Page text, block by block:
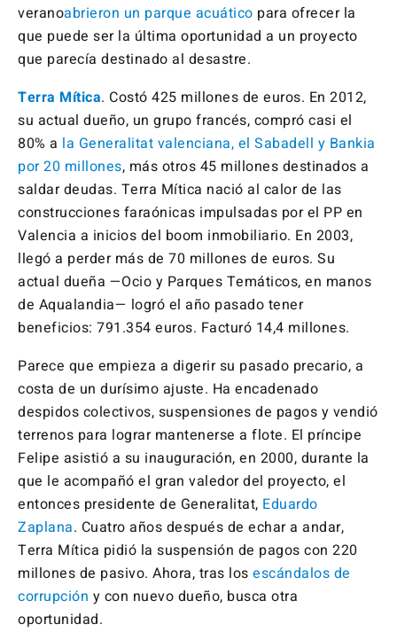
veranoabrieron un parque acuático para ofrecer la
que puede ser la última oportunidad a un proyecto
que parecía destinado al desastre.
Terra Mítica. Costó 425 millones de euros. En 2012,
su actual dueño, un grupo francés, compró casi el
80% a la Generalitat valenciana, el Sabadell y Bankia
por 20 millones, más otros 45 millones destinados a
saldar deudas. Terra Mítica nació al calor de las
construcciones faraónicas impulsadas por el PP en
Valencia a inicios del boom inmobiliario. En 2003,
llegó a perder más de 70 millones de euros. Su
actual dueña —Ocio y Parques Temáticos, en manos
de Aqualandia— logró el año pasado tener
beneficios: 791.354 euros. Facturó 14,4 millones.
Parece que empieza a digerir su pasado precario, a
costa de un durísimo ajuste. Ha encadenado
despidos colectivos, suspensiones de pagos y vendió
terrenos para lograr mantenerse a flote. El príncipe
Felipe asistió a su inauguración, en 2000, durante la
que le acompañó el gran valedor del proyecto, el
entonces presidente de Generalitat, Eduardo
Zaplana. Cuatro años después de echar a andar,
Terra Mítica pidió la suspensión de pagos con 220
millones de pasivo. Ahora, tras los escándalos de
corrupción y con nuevo dueño, busca otra
oportunidad.